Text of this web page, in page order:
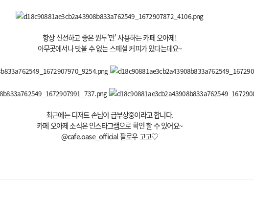
항상 신선하고 좋은 원두'만' 사용하는 카페 오아제!
아무곳에서나 맛볼 수 없는 스페셜 커피가 있다는데요~
​최근에는 디저트 손님이 급부상중이라고 합니다.
카페 오아제 소식은 인스타그램으로 확인 할 수 있어요~
@cafe.oase_official 팔로우 고고♡